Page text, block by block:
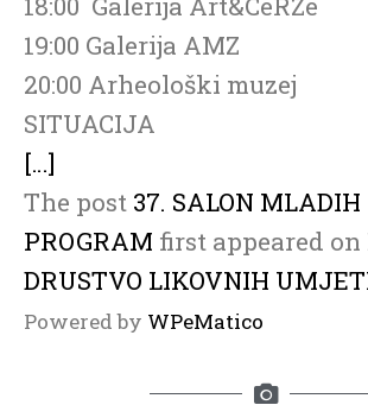
19:00 Galerija AMZ
20:00 Arheološki muzej
SITUACIJA
[…]
The post 37. SALON
PROGRAM first appeared on
DRUSTVO LIKOVNIH
Powered by WPeMatico